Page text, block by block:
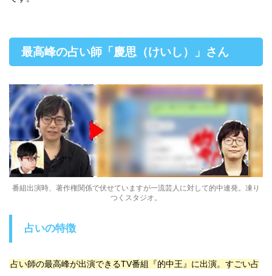
最高峰の占い師「慶思（けいし）」さん
番組出演時、著作権関係で伏せていますが一流芸人に対して的中連発。凍り
つくスタジオ。
占いの特徴
占い師の最高峰が出演できるTV番組『的中王』に出演。すごい占